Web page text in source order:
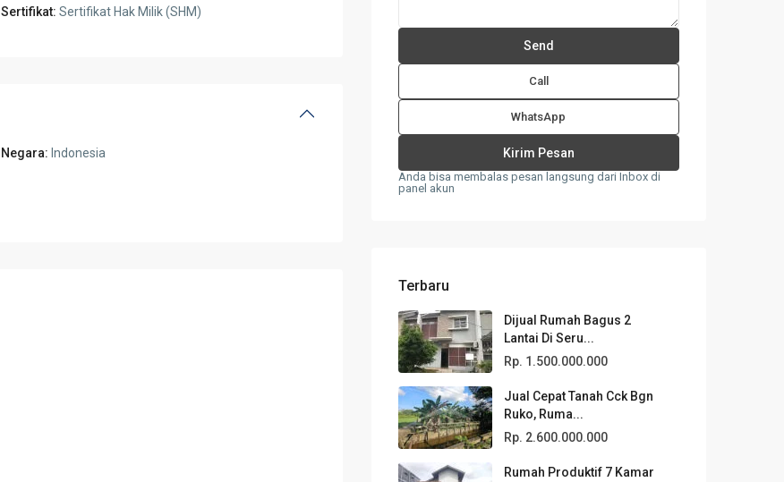
Sertifikat: Sertifikat Hak Milik (SHM)
Negara: Indonesia
Call
WhatsApp
Anda bisa membalas pesan langsung dari Inbox di
panel akun
Terbaru
Dijual Rumah Bagus 2
Lantai Di Seru...
Rp. 1.500.000.000
Jual Cepat Tanah Cck Bgn
Ruko, Ruma...
Rp. 2.600.000.000
Rumah Produktif 7 Kamar